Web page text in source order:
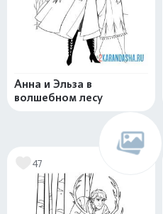
Анна и Эльза в
волшебном лесу
47